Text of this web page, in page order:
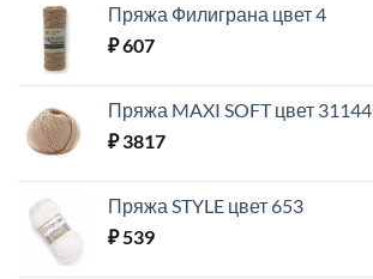
Пряжа Филиграна цвет 4
₽607
Пряжа MAXI SOFT цвет 31144
₽3817
Пряжа STYLE цвет 653
₽539